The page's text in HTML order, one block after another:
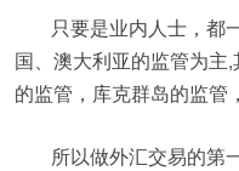
只要是业内人士，都
国、澳大利亚的监管为主
的监管，库克群岛的监管
所以做外汇交易的第